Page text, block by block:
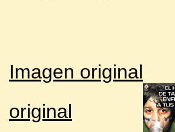
Imagen original
original